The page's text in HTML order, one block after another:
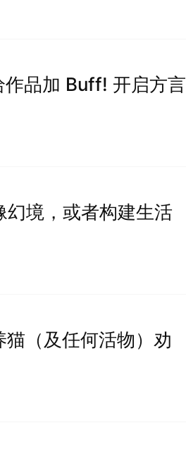
品加 Buff! 开启方言
境，或者构建生活
（及任何活物）劝